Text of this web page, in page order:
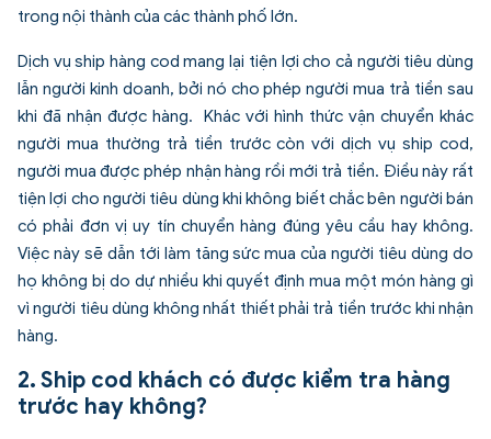
trong nội thành của các thành phố lớn.
Dịch vụ ship hàng cod mang lại tiện lợi cho cả người tiêu dùng
lẫn người kinh doanh, bởi nó cho phép người mua trả tiền sau
khi đã nhận được hàng. Khác với hình thức vận chuyển khác
người mua thường trả tiền trước còn với dịch vụ ship cod,
người mua được phép nhận hàng rồi mới trả tiền. Điều này rất
tiện lợi cho người tiêu dùng khi không biết chắc bên người bán
có phải đơn vị uy tín chuyển hàng đúng yêu cầu hay không.
Việc này sẽ dẫn tới làm tăng sức mua của người tiêu dùng do
họ không bị do dự nhiều khi quyết định mua một món hàng gì
vì người tiêu dùng không nhất thiết phải trả tiền trước khi nhận
hàng.
2. Ship cod khách có được kiểm tra hàng
trước hay không?